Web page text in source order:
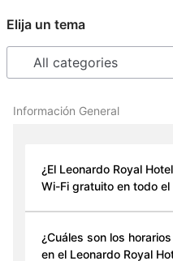
Elija un tema
Información General
¿El Leonardo Royal
Wi-Fi gratuito en todo el
¿Cuáles son los
en el Leonardo Royal